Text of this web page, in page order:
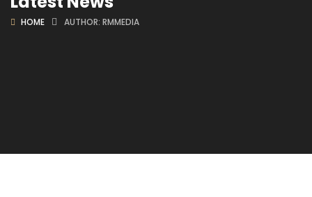
HOME AUTHOR: RMMEDIA